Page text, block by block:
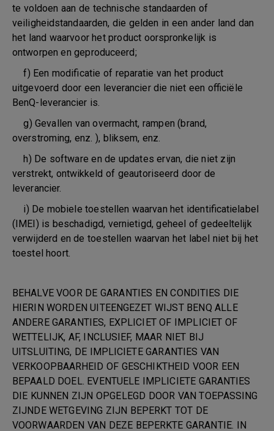
te voldoen aan de technische standaarden of
veiligheidstandaarden, die gelden in een ander land dan
het land waarvoor het product oorspronkelijk is
ontworpen en geproduceerd;
f) Een modificatie of reparatie van het product
uitgevoerd door een leverancier die niet een officiële
BenQ-leverancier is.
g) Gevallen van overmacht, rampen (brand,
overstroming, enz. ), bliksem, enz.
h) De software en de updates ervan, die niet zijn
verstrekt, ontwikkeld of geautoriseerd door de
leverancier.
i) De mobiele toestellen waarvan het identificatielabel
(IMEI) is beschadigd, vernietigd, geheel of gedeeltelijk
verwijderd en de toestellen waarvan het label niet bij het
toestel hoort.
BEHALVE VOOR DE GARANTIES EN CONDITIES DIE
HIERIN WORDEN UITEENGEZET WIJST BENQ ALLE
ANDERE GARANTIES, EXPLICIET OF IMPLICIET OF
WETTELIJK, AF, INCLUSIEF, MAAR NIET BIJ
UITSLUITING, DE IMPLICIETE GARANTIES VAN
VERKOOPBAARHEID OF GESCHIKTHEID VOOR EEN
BEPAALD DOEL. EVENTUELE IMPLICIETE GARANTIES
DIE KUNNEN ZIJN OPGELEGD DOOR VAN TOEPASSING
ZIJNDE WETGEVING ZIJN BEPERKT TOT DE
VOORWAARDEN VAN DEZE BEPERKTE GARANTIE. IN